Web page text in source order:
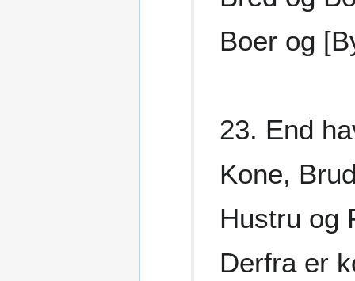
Boer og
23. End
Kone,
Hustru og
Derfra er